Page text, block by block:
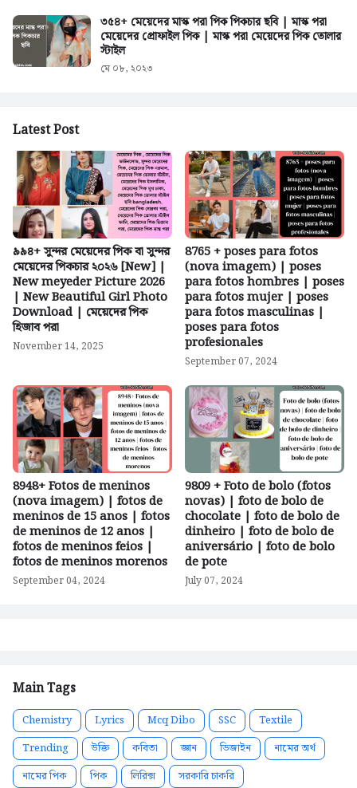
৩৫৪+ মেয়েদের মাস্ক পরা পিক পিকচার ছবি | মাস্ক পরা
মেয়েদের প্রোফাইল পিক | মাস্ক পরা মেয়েদের পিক তোলার
স্টাইল
মে ০৮, ২০২৩
Latest Post
৯৯৪+ সুন্দর মেয়েদের পিক বা সুন্দর
মেয়েদের পিকচার ২০২৬ [New] |
New meyeder Picture 2026
| New Beautiful Girl Photo
Download | মেয়েদের পিক
হিজাব পরা
November 14, 2025
8765 + poses para fotos
(nova imagem) | poses
para fotos hombres | poses
para fotos mujer | poses
para fotos masculinas |
poses para fotos
profesionales
September 07, 2024
8948+ Fotos de meninos
(nova imagem) | fotos de
meninos de 15 anos | fotos
de meninos de 12 anos |
fotos de meninos feios |
fotos de meninos morenos
September 04, 2024
9809 + Foto de bolo (fotos
novas) | foto de bolo de
chocolate | foto de bolo de
dinheiro | foto de bolo de
aniversário | foto de bolo
de pote
July 07, 2024
Main Tags
Chemistry Lyrics Mcq Dibo SSC
Textile
Trending
উক্তি কবিতা জ্ঞান ডিজাইন
নামের অর্থ
নামের পিক
পিক লিরিক্স সরকারি চাকরি